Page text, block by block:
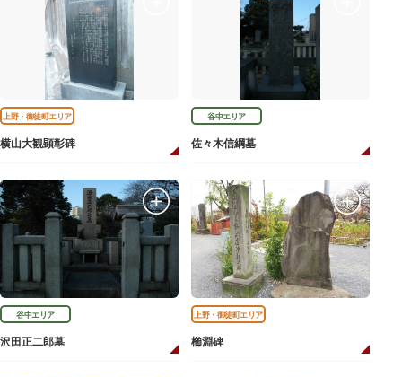
上野・御徒町エリア
横山大観顕彰碑
谷中エリア
佐々木信綱墓
谷中エリア
沢田正二郎墓
上野・御徒町エリア
櫛淵碑